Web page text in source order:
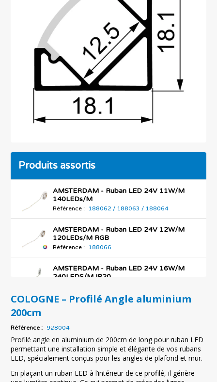
Produits assortis
AMSTERDAM - Ruban LED 24V 11W/M
140LEDs/M
Référence : 188062 / 188063 / 188064
AMSTERDAM - Ruban LED 24V 12W/M
120LEDs/M RGB
Référence : 188066
AMSTERDAM - Ruban LED 24V 16W/M
240LEDS/M IP20
AMSTERDAM - Ruban LED 24V 9W/M
Référence :
AMSTERDAM - Ruban LED 24V COB
15W/M 840LEDs/M RGB
Référence : 188065
COLOGNE – Profilé Angle aluminium
200cm
Référence : 928004
Profilé angle en aluminium de 200cm de long pour ruban LED
permettant une installation simple et élégante de vos rubans
LED, spécialement conçus pour les angles de plafond et mur.
En plaçant un ruban LED à l’intérieur de ce profilé, il génère